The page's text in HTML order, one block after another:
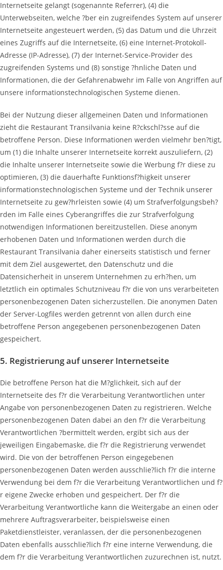
Internetseite gelangt (sogenannte Referrer), (4) die
Unterwebseiten, welche ?ber ein zugreifendes System auf unserer
Internetseite angesteuert werden, (5) das Datum und die Uhrzeit
eines Zugriffs auf die Internetseite, (6) eine Internet-Protokoll-
Adresse (IP-Adresse), (7) der Internet-Service-Provider des
zugreifenden Systems und (8) sonstige ?hnliche Daten und
Informationen, die der Gefahrenabwehr im Falle von Angriffen auf
unsere informationstechnologischen Systeme dienen.
Bei der Nutzung dieser allgemeinen Daten und Informationen
zieht die Restaurant Transilvania keine R?ckschl?sse auf die
betroffene Person. Diese Informationen werden vielmehr ben?tigt,
um (1) die Inhalte unserer Internetseite korrekt auszuliefern, (2)
die Inhalte unserer Internetseite sowie die Werbung f?r diese zu
optimieren, (3) die dauerhafte Funktionsf?higkeit unserer
informationstechnologischen Systeme und der Technik unserer
Internetseite zu gew?hrleisten sowie (4) um Strafverfolgungsbeh?
rden im Falle eines Cyberangriffes die zur Strafverfolgung
notwendigen Informationen bereitzustellen. Diese anonym
erhobenen Daten und Informationen werden durch die
Restaurant Transilvania daher einerseits statistisch und ferner
mit dem Ziel ausgewertet, den Datenschutz und die
Datensicherheit in unserem Unternehmen zu erh?hen, um
letztlich ein optimales Schutzniveau f?r die von uns verarbeiteten
personenbezogenen Daten sicherzustellen. Die anonymen Daten
der Server-Logfiles werden getrennt von allen durch eine
betroffene Person angegebenen personenbezogenen Daten
gespeichert.
5. Registrierung auf unserer Internetseite
Die betroffene Person hat die M?glichkeit, sich auf der
Internetseite des f?r die Verarbeitung Verantwortlichen unter
Angabe von personenbezogenen Daten zu registrieren. Welche
personenbezogenen Daten dabei an den f?r die Verarbeitung
Verantwortlichen ?bermittelt werden, ergibt sich aus der
jeweiligen Eingabemaske, die f?r die Registrierung verwendet
wird. Die von der betroffenen Person eingegebenen
personenbezogenen Daten werden ausschlie?lich f?r die interne
Verwendung bei dem f?r die Verarbeitung Verantwortlichen und f?
r eigene Zwecke erhoben und gespeichert. Der f?r die
Verarbeitung Verantwortliche kann die Weitergabe an einen oder
mehrere Auftragsverarbeiter, beispielsweise einen
Paketdienstleister, veranlassen, der die personenbezogenen
Daten ebenfalls ausschlie?lich f?r eine interne Verwendung, die
dem f?r die Verarbeitung Verantwortlichen zuzurechnen ist, nutzt.